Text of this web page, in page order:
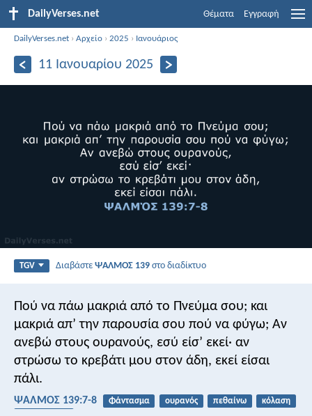
DailyVerses.net Θέματα Εγγραφή
DailyVerses.net ›Αρχείο ›2025 › Ιανουάριος
11 Ιανουαρίου 2025
TGV ΔιαβάστεΨΑΛΜΌΣ 139 στο διαδίκτυο
Πού να πάω μακριά από το Πνεύμα σου; και
μακριά απ’ την παρουσία σου πού να φύγω; Αν
ανεβώ στους ουρανούς, εσύ είσ’ εκεί· αν
στρώσω το κρεβάτι μου στον άδη, εκεί είσαι
πάλι.
ΨΑΛΜΌΣ 139:7-8 Φάντασμα ουρανός πεθαίνω
κόλαση